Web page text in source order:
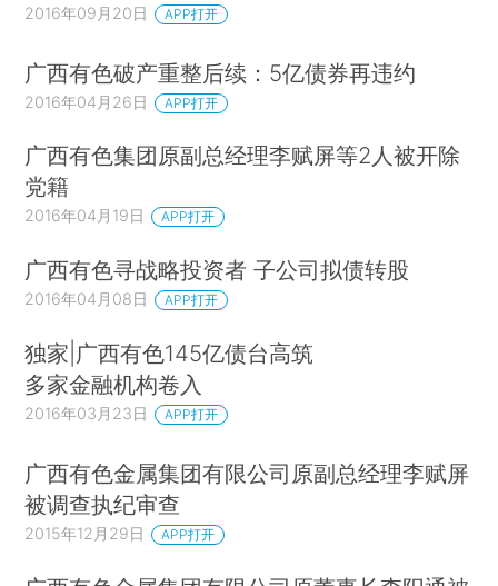
2016年09月20日 APP打开
广西有色破产重整后续：5亿债券再违约
2016年04月26日 APP打开
广西有色集团原副总经理李赋屏等2人被开除
党籍
2016年04月19日 APP打开
广西有色寻战略投资者 子公司拟债转股
2016年04月08日 APP打开
独家|广西有色145亿债台高筑
多家金融机构卷入
2016年03月23日 APP打开
广西有色金属集团有限公司原副总经理李赋屏
被调查执纪审查
2015年12月29日 APP打开